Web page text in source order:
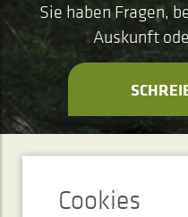
Sie haben Fragen,
Auskunft